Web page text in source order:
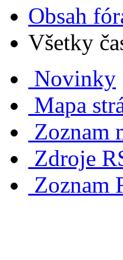
Obsah
Všetky
Novinky
Mapa
Zoznam
Zdroje
Zoznam